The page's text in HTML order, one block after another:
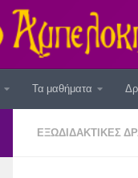
Τα μαθήματα
ΕΞΩΔΙΔΑΚΤΙΚΈΣ